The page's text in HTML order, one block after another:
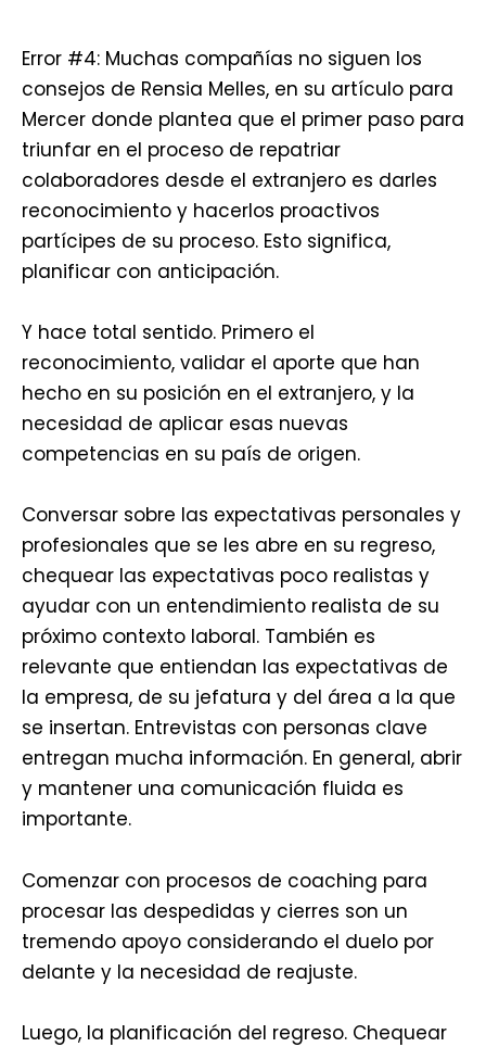
Error #4: Muchas compañías no siguen los
consejos de Rensia Melles, en su artículo para
Mercer donde plantea que el primer paso para
triunfar en el proceso de repatriar
colaboradores desde el extranjero es darles
reconocimiento y hacerlos proactivos
partícipes de su proceso. Esto significa,
planificar con anticipación.
Y hace total sentido. Primero el
reconocimiento, validar el aporte que han
hecho en su posición en el extranjero, y la
necesidad de aplicar esas nuevas
competencias en su país de origen.
Conversar sobre las expectativas personales y
profesionales que se les abre en su regreso,
chequear las expectativas poco realistas y
ayudar con un entendimiento realista de su
próximo contexto laboral. También es
relevante que entiendan las expectativas de
la empresa, de su jefatura y del área a la que
se insertan. Entrevistas con personas clave
entregan mucha información. En general, abrir
y mantener una comunicación fluida es
importante.
Comenzar con procesos de coaching para
procesar las despedidas y cierres son un
tremendo apoyo considerando el duelo por
delante y la necesidad de reajuste.
Luego, la planificación del regreso. Chequear